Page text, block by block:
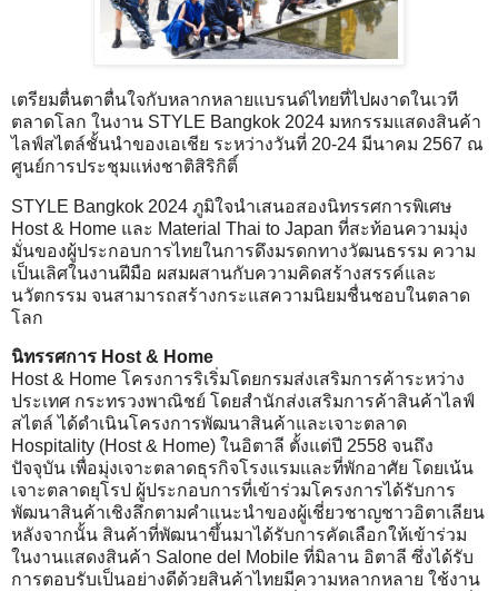
เตรียมตื่นตาตื่นใจกับหลากหลายแบรนด์ไทยที่ไปผงาดในเวที
ตลาดโลก ในงาน STYLE Bangkok 2024 มหกรรมแสดงสินค้า
ไลฟ์สไตล์ชั้นนำของเอเชีย ระหว่างวันที่ 20-24 มีนาคม 2567 ณ
ศูนย์การประชุมแห่งชาติสิริกิติ์
STYLE Bangkok 2024 ภูมิใจนำเสนอสองนิทรรศการพิเศษ
Host & Home และ Material Thai to Japan ที่สะท้อนความมุ่ง
มั่นของผู้ประกอบการไทยในการดึงมรดกทางวัฒนธรรม ความ
เป็นเลิศในงานฝีมือ ผสมผสานกับความคิดสร้างสรรค์และ
นวัตกรรม จนสามารถสร้างกระแสความนิยมชื่นชอบในตลาด
โลก
นิทรรศการ Host & Home
Host & Home โครงการริเริ่มโดยกรมส่งเสริมการค้าระหว่าง
ประเทศ กระทรวงพาณิชย์ โดยสำนักส่งเสริมการค้าสินค้าไลฟ์
สไตล์ ได้ดำเนินโครงการพัฒนาสินค้าและเจาะตลาด
Hospitality (Host & Home) ในอิตาลี ตั้งแต่ปี 2558 จนถึง
ปัจจุบัน เพื่อมุ่งเจาะตลาดธุรกิจโรงแรมและที่พักอาศัย โดยเน้น
เจาะตลาดยุโรป ผู้ประกอบการที่เข้าร่วมโครงการได้รับการ
พัฒนาสินค้าเชิงลึกตามคำแนะนำของผู้เชี่ยวชาญชาวอิตาเลียน
หลังจากนั้น สินค้าที่พัฒนาขึ้นมาได้รับการคัดเลือกให้เข้าร่วม
ในงานแสดงสินค้า Salone del Mobile ที่มิลาน อิตาลี ซึ่งได้รับ
การตอบรับเป็นอย่างดีด้วยสินค้าไทยมีความหลากหลาย ใช้งาน